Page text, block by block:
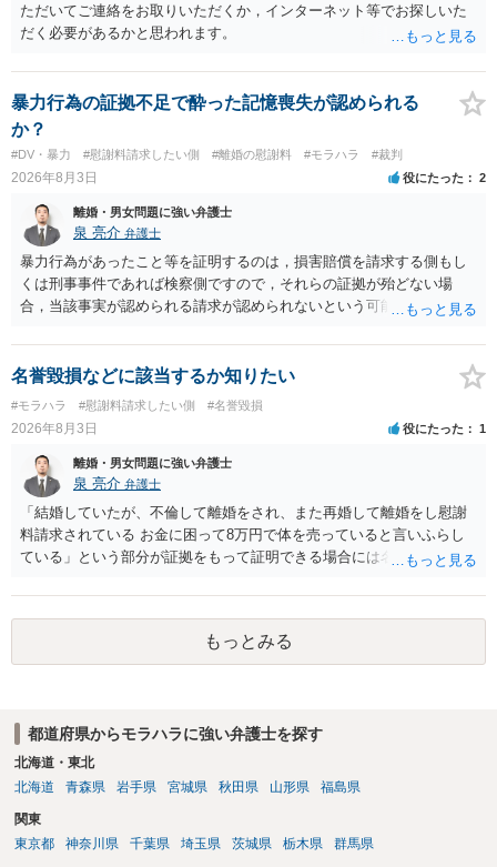
ただいてご連絡をお取りいただくか，インターネット等でお探しいた
だく必要があるかと思われます。
暴力行為の証拠不足で酔った記憶喪失が認められる
か？
#DV・暴力 #慰謝料請求したい側 #離婚の慰謝料 #モラハラ #裁判
2026年8月3日 役にたった 2
離婚・男女問題に強い弁護士
泉 亮介 弁護士
暴力行為があったこと等を証明するのは，損害賠償を請求する側もし
くは刑事事件であれば検察側ですので，それらの証拠が殆どない場
合，当該事実が認められる請求が認められないという可能性はあるで
名誉毀損などに該当するか知りたい
#モラハラ #慰謝料請求したい側 #名誉毀損
2026年8月3日 役にたった 1
離婚・男女問題に強い弁護士
泉 亮介 弁護士
「結婚していたが、不倫して離婚をされ、また再婚して離婚をし慰謝
料請求されている お金に困って8万円で体を売っていると言いふらし
ている」という部分が証拠をもって証明できる場合には名誉権侵害や
ょう。 既に弁護士にご依頼されているとのことですので，依頼中の弁
護士と打ち合わせの末どのように対応するかを決められると良いでし
もっとみる
都道府県からモラハラに強い弁護士を探す
北海道・東北
北海道
青森県 岩手県 宮城県 秋田県 山形県 福島県
関東
東京都
神奈川県 千葉県 埼玉県 茨城県 栃木県 群馬県